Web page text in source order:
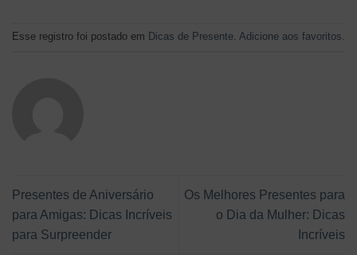
Esse registro foi postado em Dicas de Presente. Adicione aos favoritos.
Presentes de Aniversário
para Amigas: Dicas Incríveis
para Surpreender
Os Melhores Presentes para
o Dia da Mulher: Dicas
Incríveis